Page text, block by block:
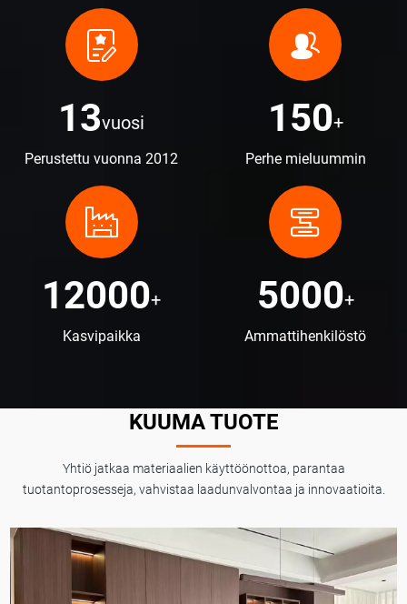
13vuosi
Perustettu vuonna 2012
150+
Perhe mieluummin
12000+
Kasvipaikka
5000+
Ammattihenkilöstö
KUUMA TUOTE
Yhtiö jatkaa materiaalien käyttöönottoa, parantaa
tuotantoprosesseja, vahvistaa laadunvalvontaa ja innovaatioita.